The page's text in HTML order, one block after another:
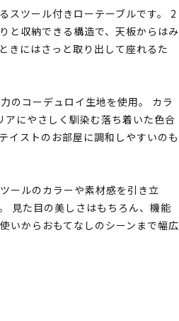
スツール付きローテーブルです。 2
と収納できる構造で、天板からはみ
きにはさっと取り出して座れるた
のコーデュロイ生地を使用。 カラ
にやさしく馴染む落ち着いた色合
イストのお部屋に調和しやすいのも
ールのカラーや素材感を引き立
見た目の美しさはもちろん、機能
いからおもてなしのシーンまで幅広